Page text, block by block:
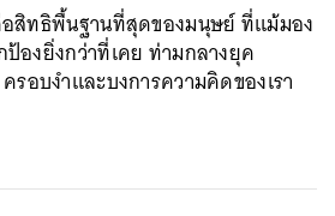
สิทธิพื้นฐานที่สุดของมนุษย์ ที่แม้มอง
องยิ่งกว่าที่เคย ท่ามกลางยุค
รอบงำและบงการความคิดของเรา